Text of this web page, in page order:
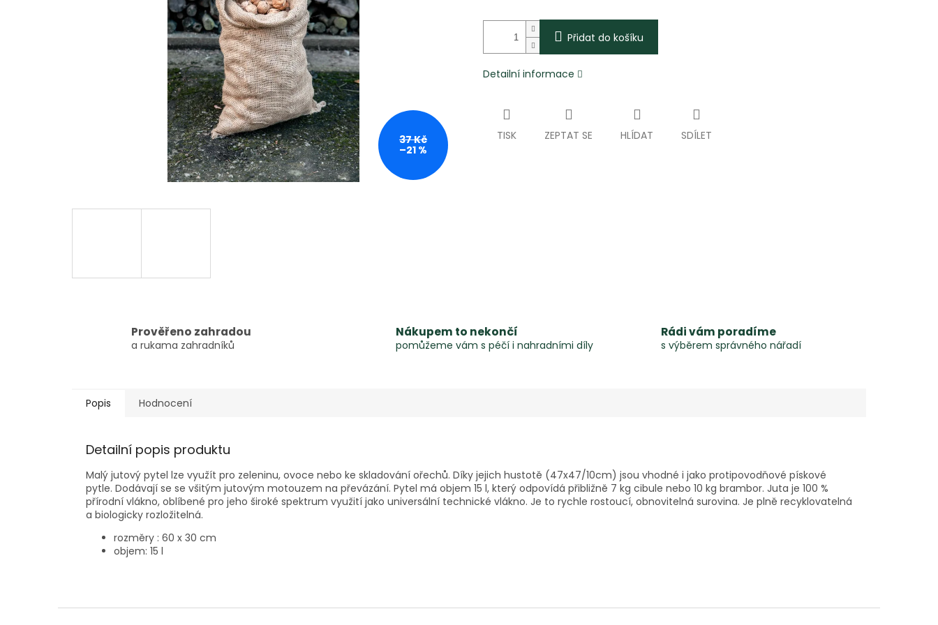
37 Kč
–21 %
Přidat do košíku
Detailní informace
TISK ZEPTAT SE HLÍDAT SDÍLET
Prověřeno zahradou
a rukama zahradníků
Nákupem to nekončí
pomůžeme vám s péčí i nahradními díly
Rádi vám poradíme
s výběrem správného nářadí
Popis Hodnocení
Detailní popis produktu
Malý jutový pytel lze využít pro zeleninu, ovoce nebo ke skladování ořechů. Díky jejich hustotě (47x47/10cm) jsou vhodné i jako protipovodňové pískové
pytle. Dodávají se se všitým jutovým motouzem na převázání. Pytel má objem 15 l, který odpovídá přibližně 7 kg cibule nebo 10 kg brambor. Juta je 100 %
přírodní vlákno, oblíbené pro jeho široké spektrum využití jako universální technické vlákno. Je to rychle rostoucí, obnovitelná surovina. Je plně recyklovatelná
a biologicky rozložitelná.
rozměry : 60 x 30 cm
objem: 15 l